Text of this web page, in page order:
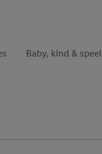
Baby, kind &